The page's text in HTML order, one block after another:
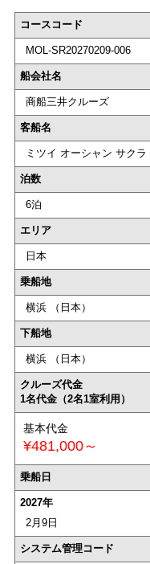
コースコード
MOL-SR20270209-006
船会社名
商船三井クルーズ
客船名
ミツイ オーシャン サクラ
泊数
6泊
エリア
日本
乗船地
横浜 （日本）
下船地
横浜 （日本）
クルーズ代金
1名代金（2名1室利用）
基本代金
¥481,000～
乗船日
2027年
2月9日
システム管理コード